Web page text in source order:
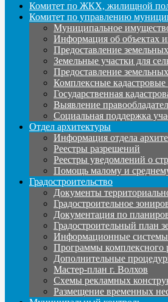
Комитет по ЖКХ, жилищной
Комитет по управлению
Муниципальное
Информация об объектах
Предоставление
Земельные участки для
Предоставление
Комплексные кадастровые
Государственная
Выявление
Социальная поддержка
Отдел архитектуры
Информация отдела
Реестры разрешений
Реестры уведомлений о
Помощь малому и
Градостроительство
Документы
Градостроительное
Документация по
Градостроительный план
Информационные системы
Программы комплексного
Дополнительные
Мастер-план г. Волхов
Схемы рекламных
Размещение временных